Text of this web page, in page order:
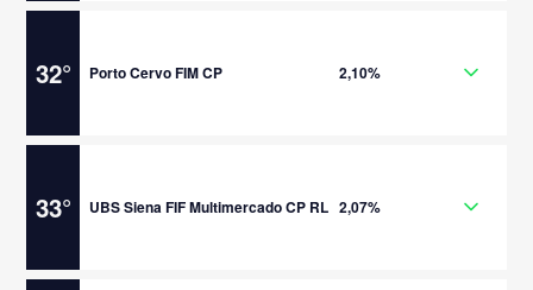
32° Porto Cervo FIM CP 2,10%
33° UBS Siena FIF Multimercado CP RL 2,07%